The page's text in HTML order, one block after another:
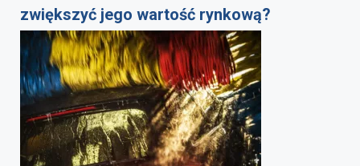
zwiększyć jego wartość rynkową?